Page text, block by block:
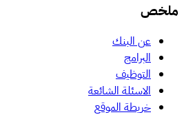
ملخص
عن البنك
البرامج
التوظيف
الاسئلة الشائعة
خريطة الموقع